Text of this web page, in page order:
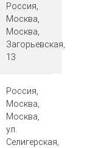
Россия,
Москва,
Москва,
Загорьевская,
13
Россия,
Москва,
Москва,
ул.
Селигерская,